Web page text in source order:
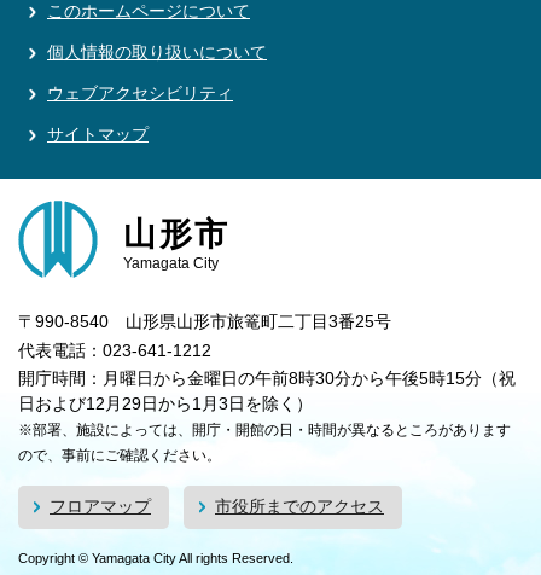
このホームページについて
個人情報の取り扱いについて
ウェブアクセシビリティ
サイトマップ
山形市
Yamagata City
〒990-8540 山形県山形市旅篭町二丁目3番25号
代表電話：023-641-1212
開庁時間：月曜日から金曜日の午前8時30分から午後5時15分（祝
日および12月29日から1月3日を除く）
※部署、施設によっては、開庁・開館の日・時間が異なるところがあります
ので、事前にご確認ください。
フロアマップ 市役所までのアクセス
Copyright © Yamagata City All rights Reserved.